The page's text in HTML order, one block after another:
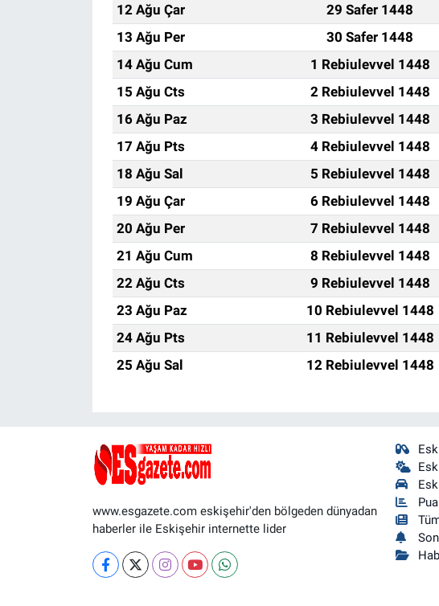
12 Ağu Çar
29 Safer 1448
13 Ağu Per
30 Safer 1448
14 Ağu Cum
1 Rebiulevvel 1448
15 Ağu Cts
2 Rebiulevvel 1448
16 Ağu Paz
3 Rebiulevvel 1448
17 Ağu Pts
4 Rebiulevvel 1448
18 Ağu Sal
5 Rebiulevvel 1448
19 Ağu Çar
6 Rebiulevvel 1448
20 Ağu Per
7 Rebiulevvel 1448
21 Ağu Cum
8 Rebiulevvel 1448
22 Ağu Cts
9 Rebiulevvel 1448
23 Ağu Paz
10 Rebiulevvel 1448
24 Ağu Pts
11 Rebiulevvel 1448
25 Ağu Sal
12 Rebiulevvel 1448
www.esgazete.com eskişehir'den bölgeden dünyadan
haberler ile Eskişehir internette lider